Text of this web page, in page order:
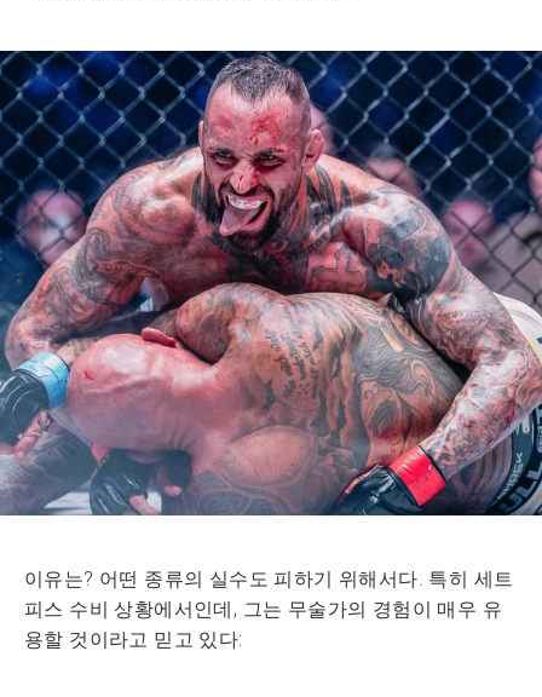
이유는? 어떤 종류의 실수도 피하기 위해서다. 특히 세트
피스 수비 상황에서인데, 그는 무술가의 경험이 매우 유
용할 것이라고 믿고 있다: